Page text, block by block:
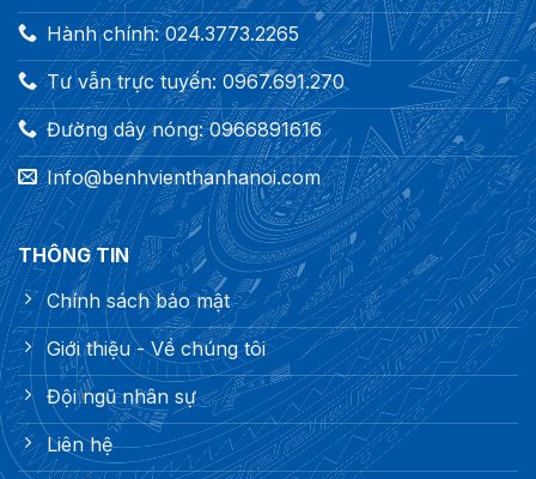
Hành chính: 024.3773.2265
Tư vẫn trực tuyến: 0967.691.270
Đường dây nóng: 0966891616
Info@benhvienthanhanoi.com
THÔNG TIN
Chính sách bảo mật
Giới thiệu - Về chúng tôi
Đội ngũ nhân sự
Liên hệ